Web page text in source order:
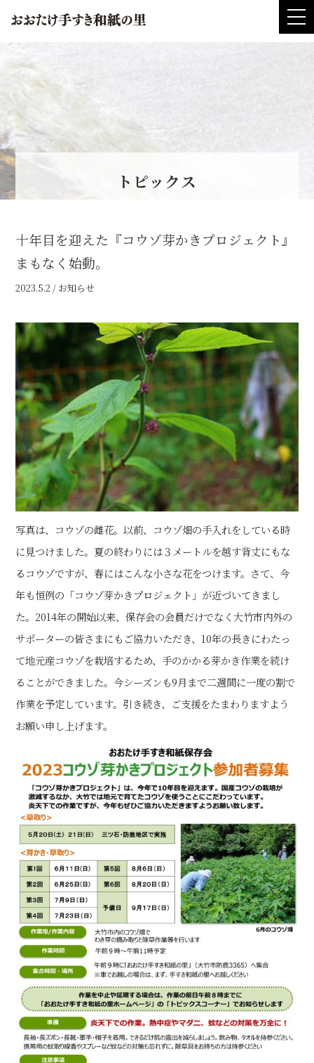
おおたけ手すき
トピックス
十年目を迎えた『コウゾ芽かきプロジェクト』
まもなく始動。
2023.5.2 / お知らせ
写真は、コウゾの雌花。以前、コウゾ畑の手入れをしている時
に見つけました。夏の終わりには３メートルを越す背丈にもな
るコウゾですが、春にはこんな小さな花をつけます。さて、今
年も恒例の「コウゾ芽かきプロジェクト」が近づいてきまし
た。2014年の開始以来、保存会の会員だけでなく大竹市内外の
サポーターの皆さまにもご協力いただき、10年の長きにわたっ
て地元産コウゾを栽培するため、手のかかる芽かき作業を続け
ることができました。今シーズンも9月まで二週間に一度の割で
作業を予定しています。引き続き、ご支援をたまわりますよう
お願い申し上げます。
t
o
g